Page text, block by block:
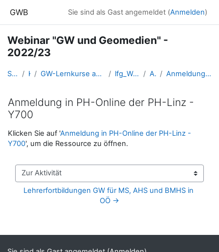
GWB Sie sind als Gast angemeldet (Anmelden)
Webinar "GW und Geomedien" -
2022/23
Startseite Kurse GW-Lernkurse aus der Fortbildung (und Ausbildung bis 2016) lfg_WebinarGW20222023 Allgemein Anmeldung in PH-Online der PH-Linz - Y700
Anmeldung in PH-Online der PH-Linz -
Y700
Abschlussbedingungen
Klicken Sie auf 'Anmeldung in PH-Online der PH-Linz -
Y700', um die Ressource zu öffnen.
Zur Aktivität
Lehrerfortbildungen GW für MS, AHS und BMHS in
OÖ →
Ergänzungsblöcke